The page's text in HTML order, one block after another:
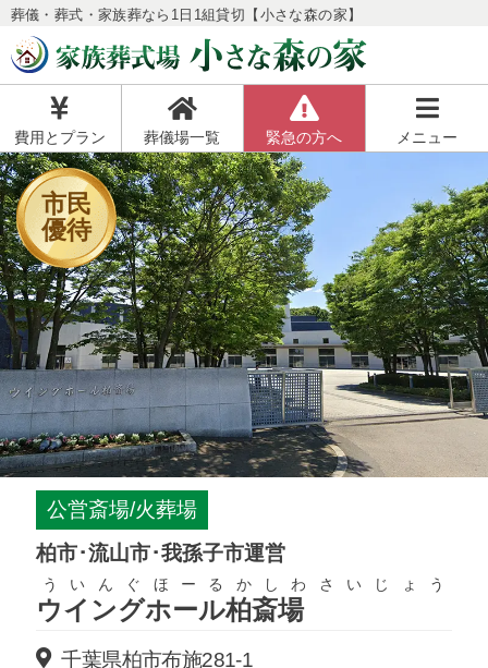
葬儀・葬式・家族葬なら1日1組貸切【小さな森の家】
費用とプラン 葬儀場一覧 緊急の方へ メニュー
市民
優待
公営斎場/火葬場
柏市･流山市･我孫子市運営
ういんぐほーるかしわさいじょう
ウイングホール柏斎場
千葉県柏市布施281-1